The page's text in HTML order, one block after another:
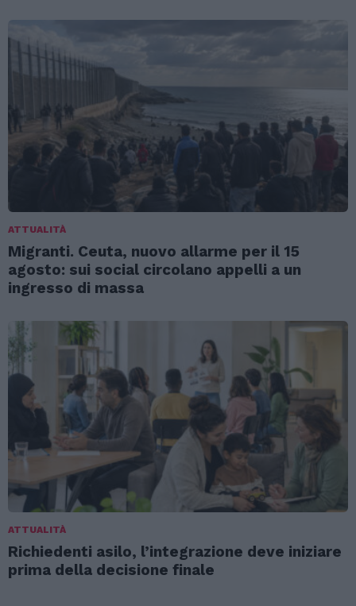
ATTUALITÀ
Migranti. Ceuta, nuovo allarme per il 15
agosto: sui social circolano appelli a un
ingresso di massa
ATTUALITÀ
Richiedenti asilo, l’integrazione deve iniziare
prima della decisione finale